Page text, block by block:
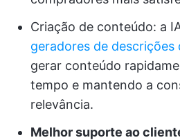
Criação de conteúdo: a
geradores de descrições
gerar conteúdo
tempo e mantendo a
relevância.
Melhor suporte ao